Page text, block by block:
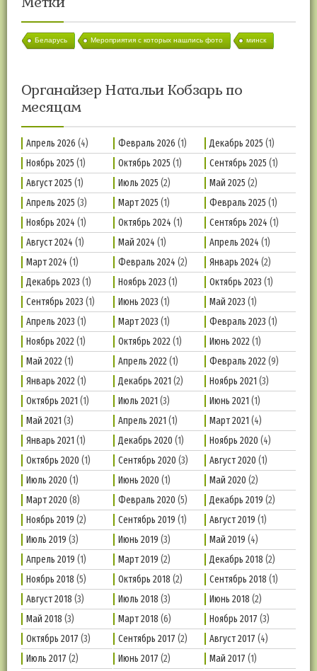
Беларусь Мероприятия с которых нашлись фото минск
Органайзер Натальи Кобзарь по
месяцам
Апрель 2026 (4) Февраль 2026 (1) Декабрь 2025 (1)
Ноябрь 2025 (1) Октябрь 2025 (1) Сентябрь 2025 (1)
Август 2025 (1) Июль 2025 (2) Май 2025 (2)
Апрель 2025 (3) Март 2025 (1) Февраль 2025 (1)
Ноябрь 2024 (1) Октябрь 2024 (1) Сентябрь 2024 (1)
Август 2024 (1) Май 2024 (1) Апрель 2024 (1)
Март 2024 (1) Февраль 2024 (2) Январь 2024 (2)
Декабрь 2023 (1) Ноябрь 2023 (1) Октябрь 2023 (1)
Сентябрь 2023 (1) Июнь 2023 (1) Май 2023 (1)
Апрель 2023 (1) Март 2023 (1) Февраль 2023 (1)
Ноябрь 2022(1) Октябрь 2022(1) Июнь 2022(1)
Май 2022(1) Апрель 2022(1) Февраль 2022(9)
Январь 2022(1) Декабрь 2021 (2) Ноябрь 2021 (3)
Октябрь 2021 (1) Июль 2021 (3) Июнь 2021 (1)
Май 2021 (3) Апрель 2021 (1) Март 2021 (4)
Январь 2021 (1) Декабрь 2020 (1) Ноябрь 2020 (4)
Октябрь 2020 (1) Сентябрь 2020 (3) Август 2020 (1)
Июль 2020 (1) Июнь 2020 (1) Май 2020 (2)
Март 2020 (8) Февраль 2020 (5) Декабрь 2019 (2)
Ноябрь 2019 (2) Сентябрь 2019 (1) Август 2019 (1)
Июль 2019 (3) Июнь 2019 (3) Май 2019 (4)
Апрель 2019 (1) Март 2019 (2) Декабрь 2018 (2)
Ноябрь 2018 (5) Октябрь 2018 (2) Сентябрь 2018 (1)
Август 2018 (3) Июль 2018 (3) Июнь 2018 (2)
Май 2018 (3) Март 2018 (6) Ноябрь 2017 (3)
Октябрь 2017 (3) Сентябрь 2017 (2) Август 2017 (4)
Июль 2017 (2) Июнь 2017 (2) Май 2017 (1)